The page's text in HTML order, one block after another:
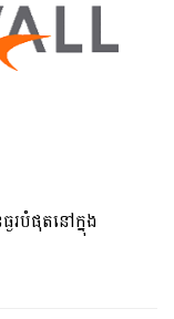
បំផុតនៅក្នុង